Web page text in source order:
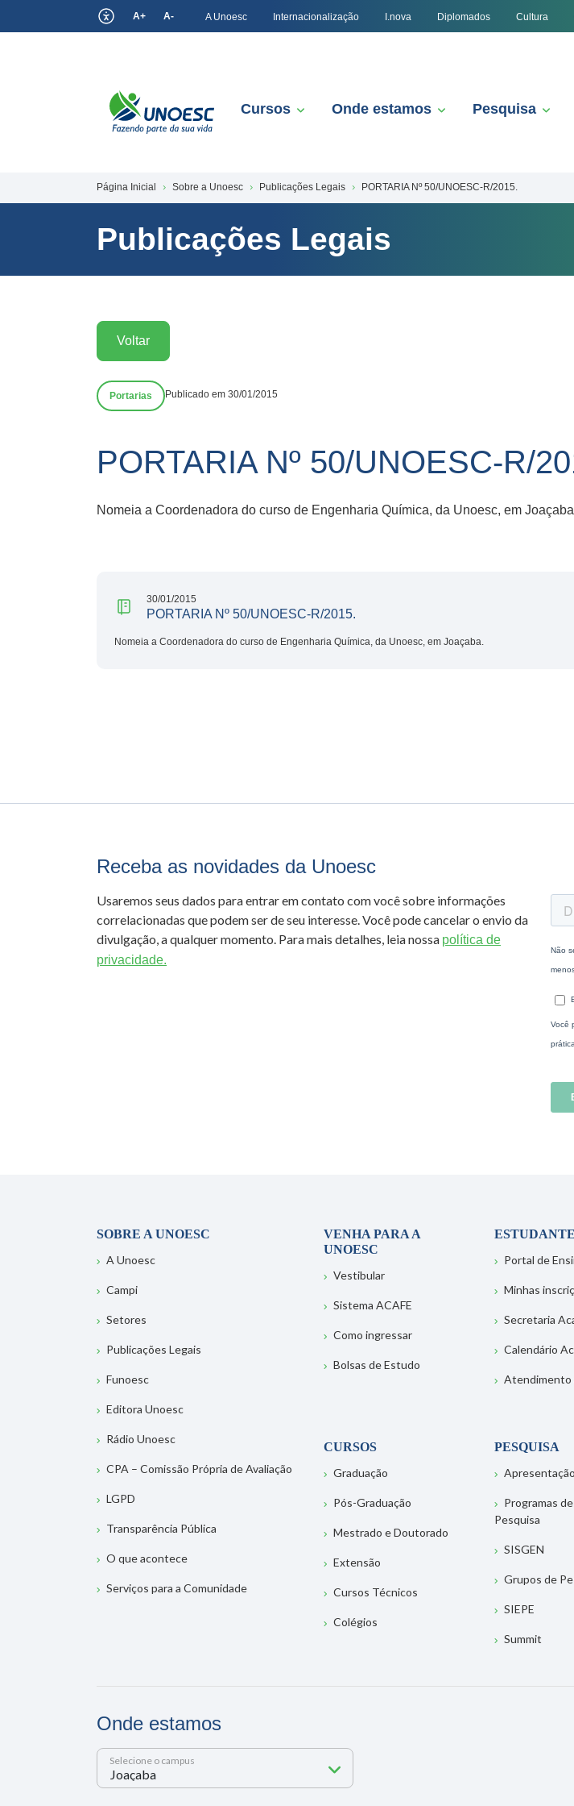
A+ A- A Unoesc Internacionalização I.nova Diplomados Cultura
Cursos Onde estamos Pesquisa
Página Inicial Sobre a Unoesc Publicações Legais PORTARIA Nº 50/UNOESC-R/2015.
Publicações Legais
Voltar
Portarias Publicado em 30/01/2015
PORTARIA Nº 50/UNOESC-R/
Nomeia a Coordenadora do curso de Engenharia Química, da Unoesc, em
30/01/2015
PORTARIA Nº 50/UNOESC-R/2015.
Nomeia a Coordenadora do curso de Engenharia Química, da Unoesc, em Joaçaba.
Receba as novidades da Unoesc
Usaremos seus dados para entrar em contato com você sobre informações
correlacionadas que podem ser de seu interesse. Você pode cancelar o envio da
divulgação, a qualquer momento. Para mais detalhes, leia nossa política de
privacidade.
SOBRE A UNOESC
A Unoesc
Campi
Setores
Publicações Legais
Funoesc
Editora Unoesc
Rádio Unoesc
CPA – Comissão Própria de Avaliação
LGPD
Transparência Pública
O que acontece
Serviços para a Comunidade
VENHA PARA A
UNOESC
Vestibular
Sistema ACAFE
Como ingressar
Bolsas de Estudo
Portal de
Minhas
Secretaria
Calendário
Atendimento
CURSOS
Graduação
Pós-Graduação
Mestrado e Doutorado
Extensão
Cursos Técnicos
Colégios
PESQUISA
Apresentação
Programas
Pesquisa
SISGEN
Grupos de
SIEPE
Summit
Onde estamos
Selecione o campus